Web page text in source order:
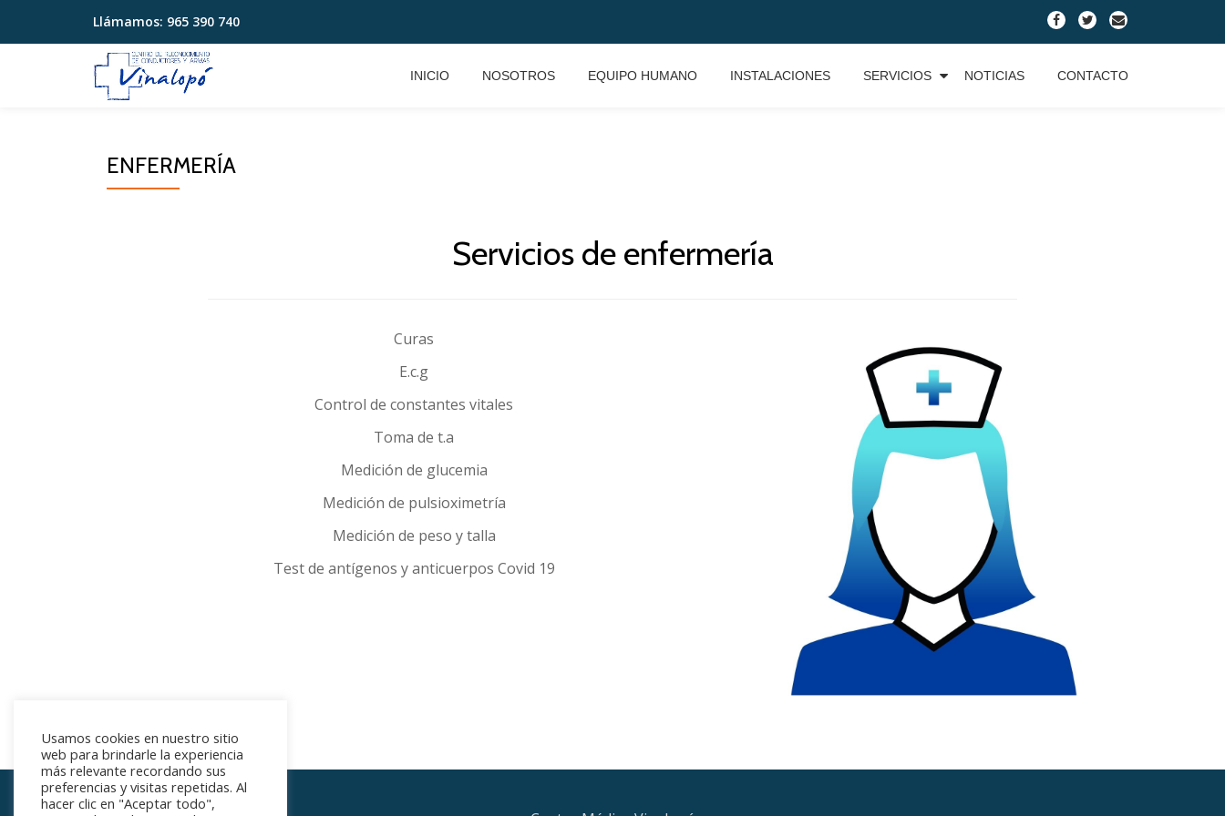
Saltar
Llámamos: 965 390 740
fa-
facebook
fa-
twitter
fa-
envelope
INICIO NOSOTROS EQUIPO HUMANO INSTALACIONES SERVICIOS NOTICIAS CONTACTO
ENFERMERÍA
Servicios de enfermería
Curas
E.c.g
Control de constantes vitales
Toma de t.a
Medición de glucemia
Medición de pulsioximetría
Medición de peso y talla
Test de antígenos y anticuerpos Covid 19
Usamos cookies en nuestro sitio
web para brindarle la experiencia
más relevante recordando sus
preferencias y visitas repetidas. Al
hacer clic en "Aceptar todo",